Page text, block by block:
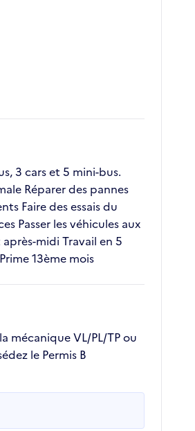
3 cars et 5 mini-bus.
Réparer des pannes
Faire des essais du
Passer les véhicules aux
midi Travail en 5
13ème mois
mécanique VL/PL/TP ou
le Permis B